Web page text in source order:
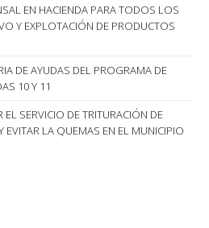
EN HACIENDA PARA TODOS LOS
Y EXPLOTACIÓN DE PRODUCTOS
DE AYUDAS DEL PROGRAMA DE
10 Y 11
EL SERVICIO DE TRITURACIÓN DE
EVITAR LA QUEMAS EN EL MUNICIPIO